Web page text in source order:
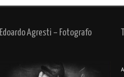
Edoardo Agresti – Fotografo